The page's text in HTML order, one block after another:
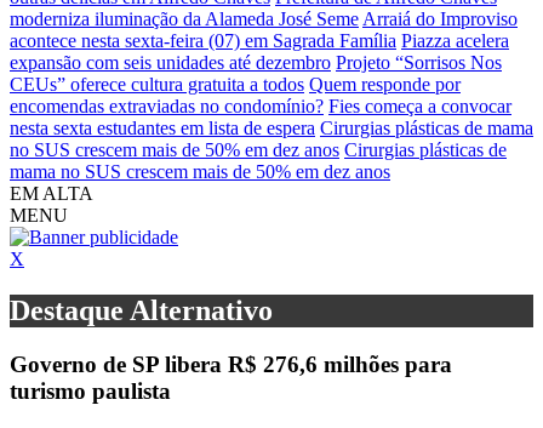
moderniza iluminação da Alameda José Seme Arraiá do Improviso
acontece nesta sexta-feira (07) em Sagrada Família Piazza acelera
expansão com seis unidades até dezembro Projeto “Sorrisos Nos
CEUs” oferece cultura gratuita a todos Quem responde por
encomendas extraviadas no condomínio? Fies começa a convocar
nesta sexta estudantes em lista de espera Cirurgias plásticas de mama
no SUS crescem mais de 50% em dez anos Cirurgias plásticas de
mama no SUS crescem mais de 50% em dez anos
EM ALTA
MENU
X
Destaque Alternativo
Governo de SP libera R$ 276,6 milhões para
turismo paulista